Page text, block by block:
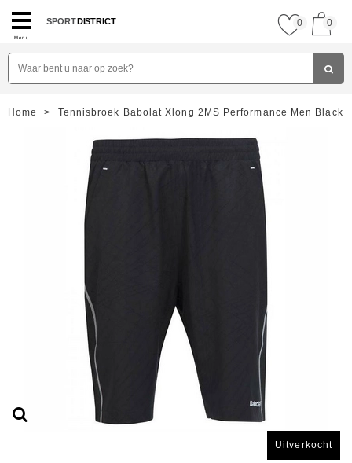
Menu
SPORTDISTRICT 0 0
Home > Tennisbroek Babolat Xlong 2MS Performance Men Black
Uitverkocht